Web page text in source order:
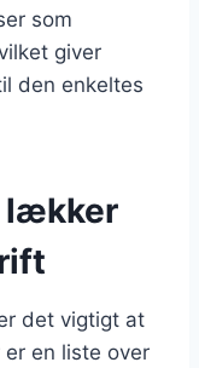
som
giver
den enkeltes
lækker
det vigtigt at
en liste over